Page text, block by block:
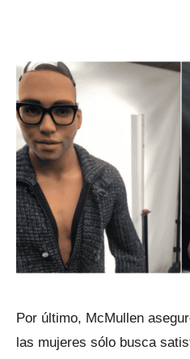
Por último, McMullen
las mujeres sólo busca